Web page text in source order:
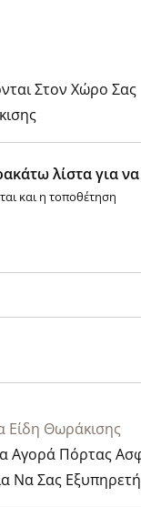
Στον Χώρο Σας
λίστα για να
και η τοποθέτηση
Είδη Θωράκισης
Αγορά Πόρτας
Να Σας